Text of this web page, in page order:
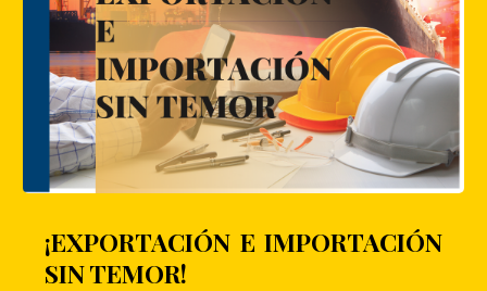
¡EXPORTACIÓN E IMPORTACIÓN
SIN TEMOR!